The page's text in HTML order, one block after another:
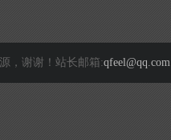
，谢谢！站长邮箱:qfeel@qq.com